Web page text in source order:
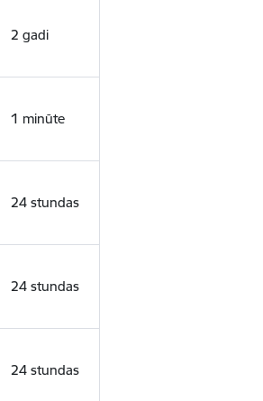
2 gadi
1 minūte
24 stundas
24 stundas
24 stundas